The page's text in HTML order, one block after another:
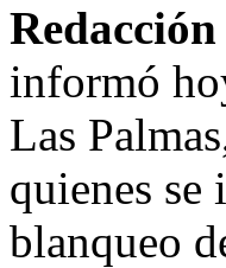
informó
Las
quienes
blanqueo